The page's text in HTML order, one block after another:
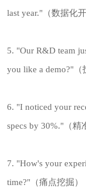
last year."（数据化开
5. "Our R&D team
you like a demo?"（
6. "I noticed your
specs by 30%."（精
7. "How's your
time?"（痛点挖掘）